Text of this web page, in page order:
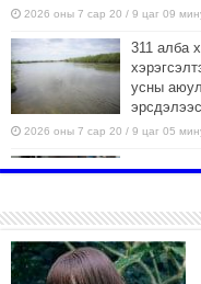
2026 оны 7 сар 20 / 9 цаг 09
311 алба
усны
2026 оны 7 сар 20 / 9 цаг 05
Аяллаа
2026 оны
Үер усны
сэргийлж,